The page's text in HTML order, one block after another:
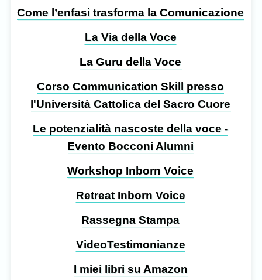
Come l’enfasi trasforma la Comunicazione
La Via della Voce
La Guru della Voce
Corso Communication Skill presso
l'Università Cattolica del Sacro Cuore
Le potenzialità nascoste della voce -
Evento Bocconi Alumni
Workshop Inborn Voice
Retreat Inborn Voice
Rassegna Stampa
VideoTestimonianze
I miei libri su Amazon